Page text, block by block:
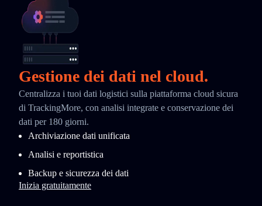
Gestione dei dati nel cloud.
Centralizza i tuoi dati logistici sulla piattaforma cloud sicura
di TrackingMore, con analisi integrate e conservazione dei
dati per 180 giorni.
Archiviazione dati unificata
Analisi e reportistica
Backup e sicurezza dei dati
Inizia gratuitamente